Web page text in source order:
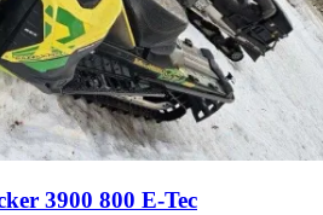
3900 800 E-Tec